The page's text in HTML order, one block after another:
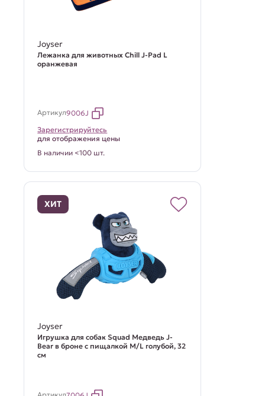
Joyser
Лежанка для животных Chill J-Pad L
оранжевая
Артикул9006J
Зарегистрируйтесь
для отображения цены
В наличии <100 шт.
ХИТ
Joyser
Игрушка для собак Squad Медведь J-
Bear в броне с пищалкой M/L голубой, 32
см